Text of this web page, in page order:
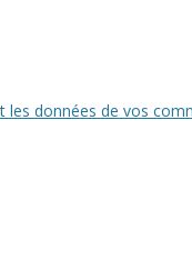
les données de vos